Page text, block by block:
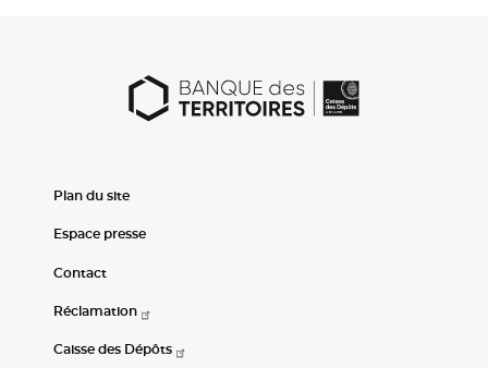
Plan du site
Espace presse
Contact
Réclamation
Caisse des Dépôts